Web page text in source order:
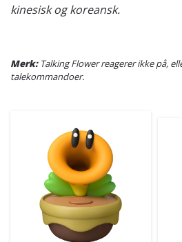
kinesisk og koreansk.
Merk:Talking Flower reagerer ikke på,
talekommandoer.